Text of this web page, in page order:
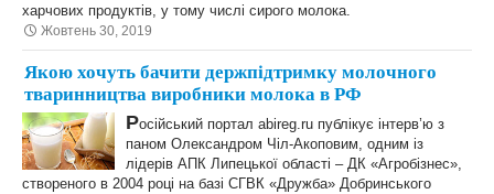
харчових продуктів, у тому числі сирого молока.
Жовтень 30, 2019
Якою хочуть бачити держпідтримку молочного
тваринництва виробники молока в РФ
Російський портал abireg.ru публікує інтерв’ю з
паном Олександром Чіл-Акоповим, одним із
лідерів АПК Липецької області – ДК «Агробізнес»,
створеного в 2004 році на базі СГВК «Дружба» Добринського